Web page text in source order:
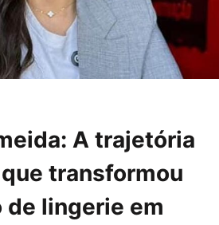
A trajetória
transformou
de lingerie em